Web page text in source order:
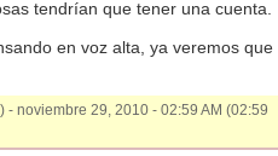
tendrían que tener una cuenta.
en voz alta, ya veremos que
) - noviembre 29, 2010 - 02:59 AM (02:59